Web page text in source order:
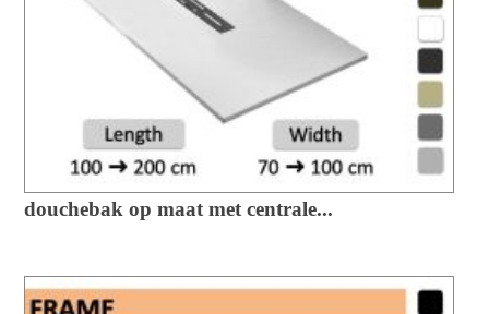
douchebak op maat met centrale...